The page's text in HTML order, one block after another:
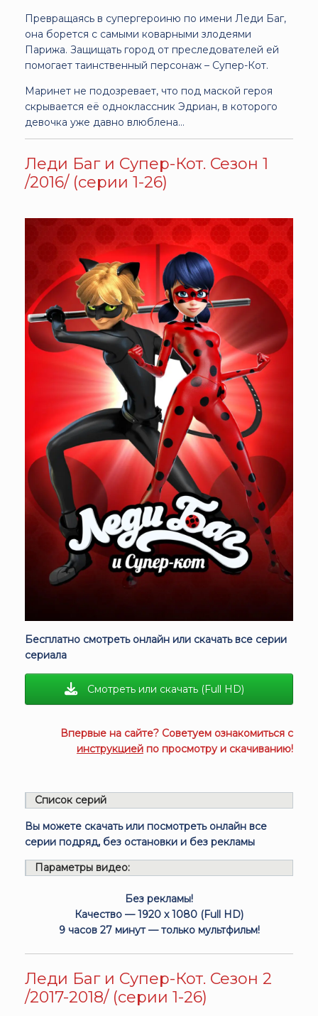
Превращаясь в супергероиню по имени Леди Баг,
она борется с самыми коварными злодеями
Парижа. Защищать город от преследователей ей
помогает таинственный персонаж – Супер-Кот.
Маринет не подозревает, что под маской героя
скрывается её одноклассник Эдриан, в которого
девочка уже давно влюблена…
Леди Баг и Супер-Кот. Сезон 1
/2016/ (серии 1-26)
Бесплатно смотреть онлайн или скачать все серии
сериала
Смотреть или скачать (Full HD)
Впервые на сайте? Советуем ознакомиться с
инструкцией по просмотру и скачиванию!
Список серий
Вы можете скачать или посмотреть онлайн все
серии подряд, без остановки и без рекламы
Параметры видео:
Без рекламы!
Качество — 1920 x 1080 (Full HD)
9 часов 27 минут — только мультфильм!
Леди Баг и Супер-Кот. Сезон 2
/2017-2018/ (серии 1-26)